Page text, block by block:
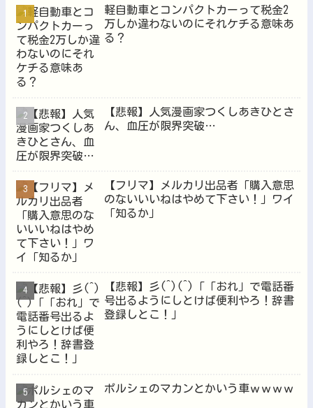
軽自動車とコンパクトカーって税金2
万しか違わないのにそれケチる意味あ
る？
【悲報】人気漫画家つくしあきひとさ
ん、血圧が限界突破…
【フリマ】メルカリ出品者「購入意思
のないいいねはやめて下さい！」ワイ
「知るか」
【悲報】彡(^)(^)「「おれ」で電話番
号出るようにしとけば便利やろ！辞書
登録しとこ！」
ポルシェのマカンとかいう車ｗｗｗｗ